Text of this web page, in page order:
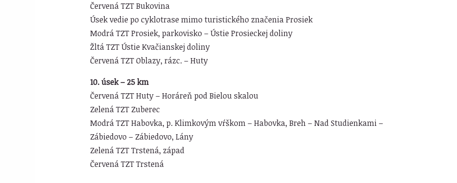
Červená TZT Bukovina
Úsek vedie po cyklotrase mimo turistického značenia Prosiek
Modrá TZT Prosiek, parkovisko – Ústie Prosieckej doliny
Žltá TZT Ústie Kvačianskej doliny
Červená TZT Oblazy, rázc. – Huty
10. úsek – 25 km
Červená TZT Huty – Horáreň pod Bielou skalou
Zelená TZT Zuberec
Modrá TZT Habovka, p. Klimkovým vŕškom – Habovka, Breh – Nad Studienkami –
Zábiedovo – Zábiedovo, Lány
Zelená TZT Trstená, západ
Červená TZT Trstená